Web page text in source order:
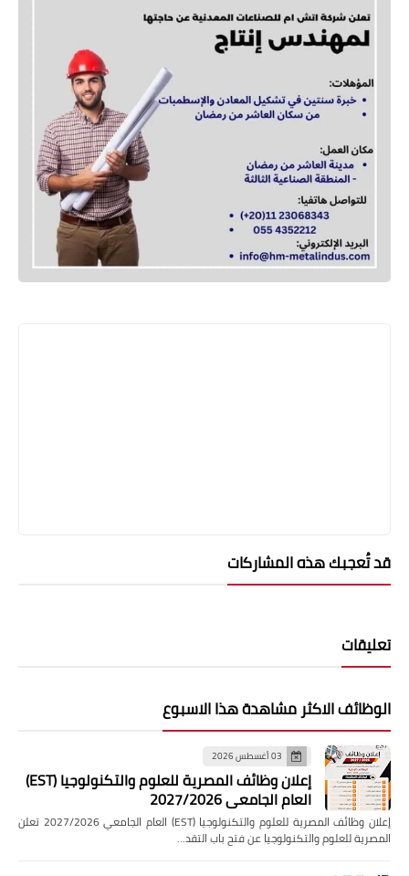
قد تُعجبك هذه المشاركات
تعليقات
الوظائف الاكثر مشاهدة هذا الاسبوع
03 أغسطس 2026
إعلان وظائف المصرية للعلوم والتكنولوجيا (EST)
العام الجامعي 2027/2026
إعلان وظائف المصرية للعلوم والتكنولوجيا (EST) العام الجامعي 2027/2026 تعلن
المصرية للعلوم والتكنولوجيا عن فتح باب التقد…